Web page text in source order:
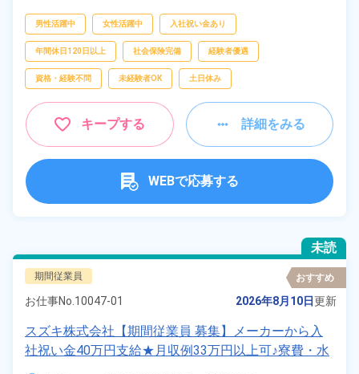
男性活躍中 女性活躍中 入社祝い金あり
年間休日120日以上 社会保険完備 経験者優遇
資格・経験不問 未経験者OK 土日休み
キープする 詳細をみる
WEBで応募する
未読
期間従業員 おすすめ
お仕事No. 10047-01 2026年8月10日更新
スズキ株式会社【期間従業員 募集】メーカーから入
社祝い金40万円支給★月収例33万円以上可♪寮費・水
道光熱費0円！赴任旅費全額会社負担！慰労金1日